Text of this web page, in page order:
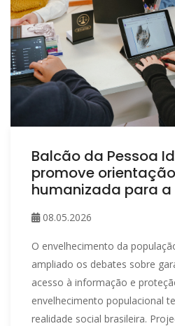
Balcão da Pessoa
promove
humanizada para
08.05.2026
O envelhecimento da
ampliado os debates sobre
acesso à informação e
envelhecimento populacional
realidade social brasileira.